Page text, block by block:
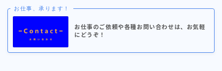
お仕事、承ります！
お仕事のご依頼や各種お問い合わせは、お気軽
にどうぞ！